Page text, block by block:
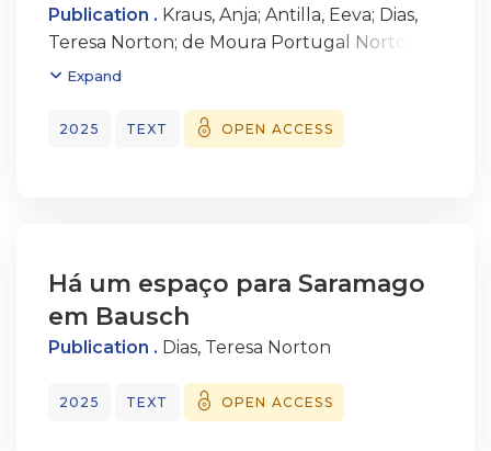
Publication . Kraus, Anja; Antilla, Eeva; Dias,
Teresa Norton; de Moura Portugal Norton
Dias, Teresa Maria
Expand
2025 TEXT OPEN ACCESS
Há um espaço para Saramago
em Bausch
Publication . Dias, Teresa Norton
2025 TEXT OPEN ACCESS